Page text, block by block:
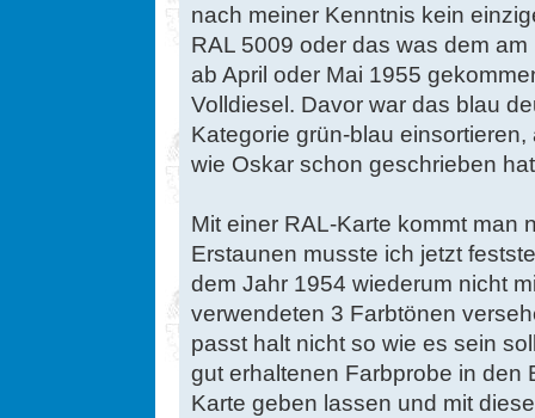
nach meiner Kenntnis kein
RAL 5009 oder das was dem
ab April oder Mai 1955
Volldiesel. Davor war das blau
Kategorie grün-blau
wie Oskar schon geschrieben
Mit einer RAL-Karte kommt man
Erstaunen musste ich jetzt
dem Jahr 1954 wiederum nicht
verwendeten 3 Farbtönen
passt halt nicht so wie es sein
gut erhaltenen Farbprobe in den
Karte geben lassen und mit